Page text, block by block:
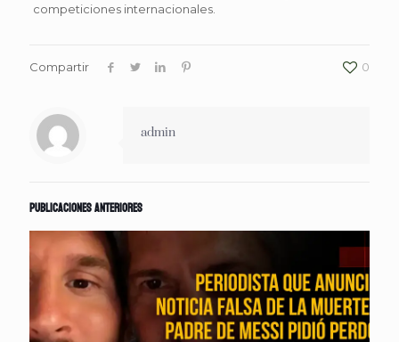
competiciones internacionales.
Compartir 0
admin
Publicaciones anteriores